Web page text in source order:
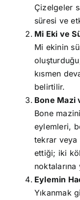
Çizelgeler
süresi ve
Mi Eki ve
Mi ekinin
kısmen
belirtilir.
Bone Mazi
Bone
eylemleri,
tekrar veya
ettiği; iki
Eylemin
Yıkanmak